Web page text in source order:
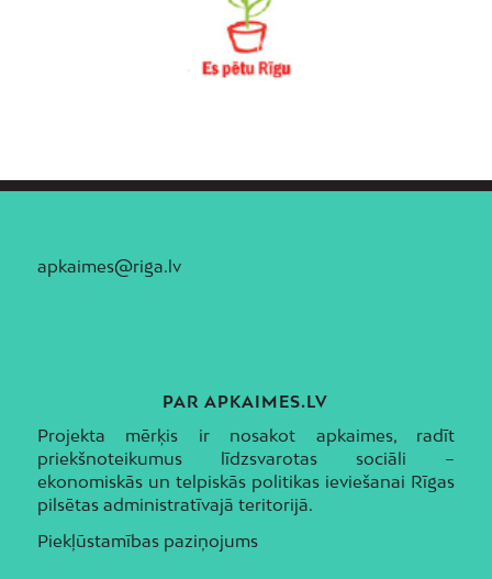
apkaimes@riga.lv
PAR APKAIMES.LV
Projekta mērķis ir nosakot apkaimes, radīt
priekšnoteikumus līdzsvarotas sociāli –
ekonomiskās un telpiskās politikas ieviešanai Rīgas
pilsētas administratīvajā teritorijā.
Piekļūstamības paziņojums